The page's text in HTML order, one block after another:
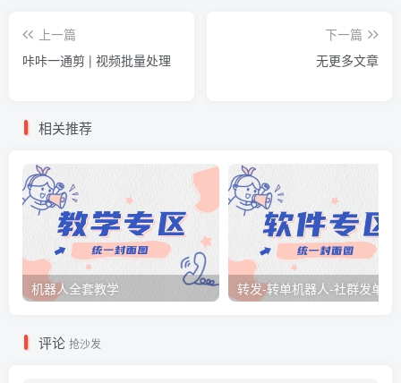
上一篇
咔咔一通剪 | 视频批量处理
下一篇
无更多文章
相关推荐
机器人全套教学
评论 抢沙发